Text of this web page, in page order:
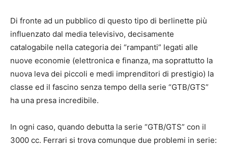
Di fronte ad un pubblico di questo tipo di berlinette più
influenzato dal media televisivo, decisamente
catalogabile nella categoria dei “rampanti” legati alle
nuove economie (elettronica e finanza, ma soprattutto la
nuova leva dei piccoli e medi imprenditori di prestigio) la
classe ed il fascino senza tempo della serie “GTB/GTS”
ha una presa incredibile.
In ogni caso, quando debutta la serie “GTB/GTS” con il
3000 cc. Ferrari si trova comunque due problemi in serie: